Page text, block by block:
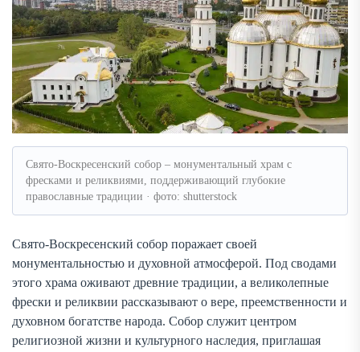
Свято-Воскресенский собор – монументальный храм с
фресками и реликвиями, поддерживающий глубокие
православные традиции · фото: shutterstock
Свято-Воскресенский собор поражает своей
монументальностью и духовной атмосферой. Под сводами
этого храма оживают древние традиции, а великолепные
фрески и реликвии рассказывают о вере, преемственности и
духовном богатстве народа. Собор служит центром
религиозной жизни и культурного наследия, приглашая